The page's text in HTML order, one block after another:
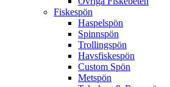
Fiskespön
Haspelspön
Spinnspön
Trollingspön
Havsfiskespön
Custom Spön
Metspön